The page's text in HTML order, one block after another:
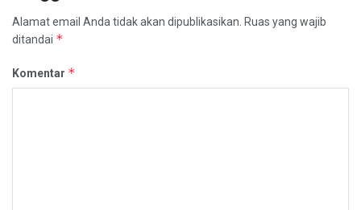
Alamat email Anda tidak akan dipublikasikan. Ruas yang wajib
ditandai *
Komentar *